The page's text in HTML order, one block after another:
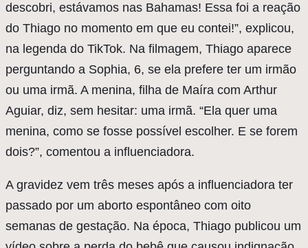
descobri, estávamos nas Bahamas! Essa foi a reação
do Thiago no momento em que eu contei!”, explicou,
na legenda do TikTok. Na filmagem, Thiago aparece
perguntando a Sophia, 6, se ela prefere ter um irmão
ou uma irmã. A menina, filha de Maíra com Arthur
Aguiar, diz, sem hesitar: uma irmã. “Ela quer uma
menina, como se fosse possível escolher. E se forem
dois?”, comentou a influenciadora.
A gravidez vem três meses após a influenciadora ter
passado por um aborto espontâneo com oito
semanas de gestação. Na época, Thiago publicou um